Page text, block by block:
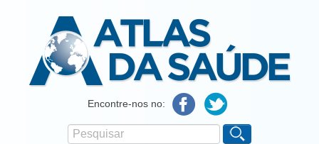
Atlas da SaúdeEncontre-nos no:
Formulário de procura
Pesquisar